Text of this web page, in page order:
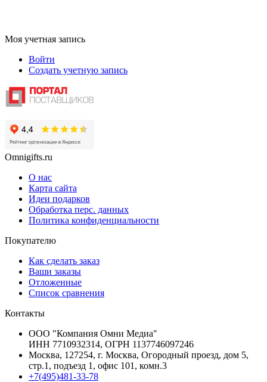
Моя учетная запись
Войти
Создать учетную запись
Omnigifts.ru
О нас
Карта сайта
Идеи подарков
Обработка перс. данных
Политика конфиденциальности
Покупателю
Как сделать заказ
Ваши заказы
Отложенные
Список сравнения
Контакты
ООО "Компания Омни Медиа"
ИНН 7710932314, ОГРН 1137746097246
Москва, 127254, г. Москва, Огородный проезд, дом 5,
стр.1, подъезд 1, офис 101, комн.3
+7(495)481-33-78